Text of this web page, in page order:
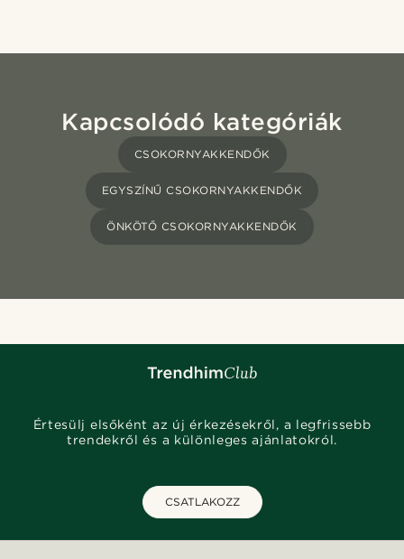
Kapcsolódó kategóriák
CSOKORNYAKKENDŐK
EGYSZÍNŰ CSOKORNYAKKENDŐK
ÖNKÖTŐ CSOKORNYAKKENDŐK
Értesülj elsőként az új érkezésekről, a legfrissebb
trendekről és a különleges ajánlatokról.
CSATLAKOZZ